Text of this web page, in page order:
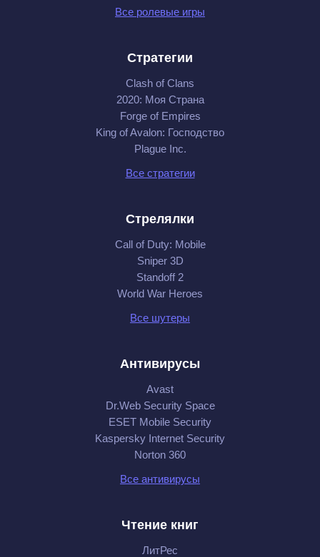
Все ролевые игры
Стратегии
Clash of Clans
2020: Моя Cтрана
Forge of Empires
King of Avalon: Господство
Plague Inc.
Все стратегии
Стрелялки
Call of Duty: Mobile
Sniper 3D
Standoff 2
World War Heroes
Все шутеры
Антивирусы
Avast
Dr.Web Security Space
ESET Mobile Security
Kaspersky Internet Security
Norton 360
Все антивирусы
Чтение книг
ЛитРес